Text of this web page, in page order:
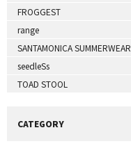
FROGGEST
range
SANTAMONICA SUMMERWEAR
seedleSs
TOAD STOOL
CATEGORY